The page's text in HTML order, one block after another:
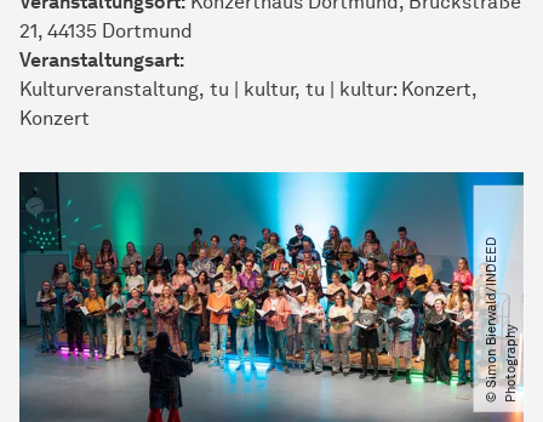
21, 44135 Dortmund
Veran­stal­tungs­art:
Kulturveranstaltung tu | kultur tu | kultur: Konzert
Konzert
©
S
i
m
o
n
B
ie
r
w
a
l
d​
/​
I
N
D
E
E
D
P
h
o
t
o
g
r
a
p
hy